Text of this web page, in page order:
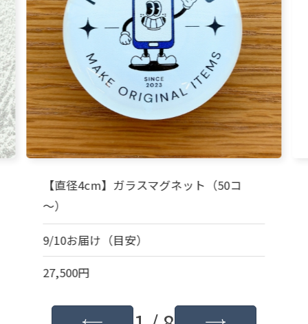
【直径4cm】ガラスマグネット（50コ
～）
9/10お届け（目安）
27,500円